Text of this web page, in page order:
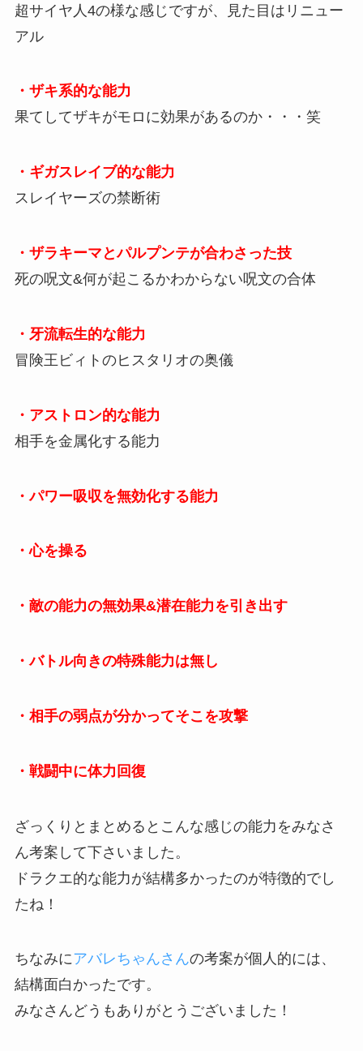
超サイヤ人4の様な感じですが、見た目はリニュー
アル
・ザキ系的な能力
果てしてザキがモロに効果があるのか・・・笑
・ギガスレイブ的な能力
スレイヤーズの禁断術
・ザラキーマとパルプンテが合わさった技
死の呪文&何が起こるかわからない呪文の合体
・牙流転生的な能力
冒険王ビィトのヒスタリオの奥儀
・アストロン的な能力
相手を金属化する能力
・パワー吸収を無効化する能力
・心を操る
・敵の能力の無効果&潜在能力を引き出す
・バトル向きの特殊能力は無し
・相手の弱点が分かってそこを攻撃
・戦闘中に体力回復
ざっくりとまとめるとこんな感じの能力をみなさ
ん考案して下さいました。
ドラクエ的な能力が結構多かったのが特徴的でし
たね！
ちなみにアバレちゃんさんの考案が個人的には、
結構面白かったです。
みなさんどうもありがとうございました！